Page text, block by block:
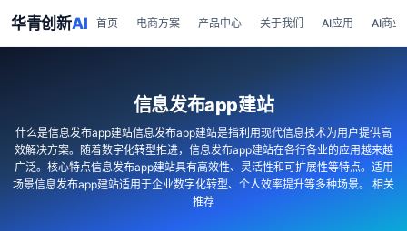
华青创新AI 首页 电商方案 产品中心 关于我们 AI应用 AI商业
信息发布app建站
什么是信息发布app建站信息发布app建站是指利用现代信息技术为用户提供高
效解决方案。随着数字化转型推进，信息发布app建站在各行各业的应用越来越
广泛。核心特点信息发布app建站具有高效性、灵活性和可扩展性等特点。适用
场景信息发布app建站适用于企业数字化转型、个人效率提升等多种场景。 相关
推荐